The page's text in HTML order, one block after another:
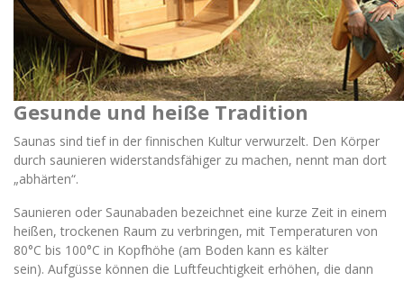
Gesunde und heiße Tradition
Saunas sind tief in der finnischen Kultur verwurzelt. Den Körper
durch saunieren widerstandsfähiger zu machen, nennt man dort
„abhärten“.
Saunieren oder Saunabaden bezeichnet eine kurze Zeit in einem
heißen, trockenen Raum zu verbringen, mit Temperaturen von
80°C bis 100°C in Kopfhöhe (am Boden kann es kälter
sein). Aufgüsse können die Luftfeuchtigkeit erhöhen, die dann